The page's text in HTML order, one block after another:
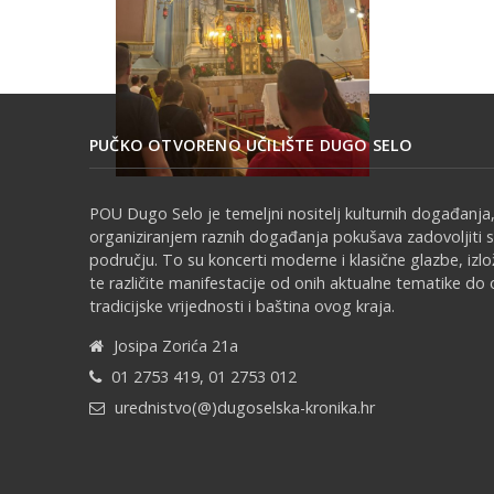
PUČKO OTVORENO UČILIŠTE DUGO SELO
POU Dugo Selo je temeljni nositelj kulturnih
organiziranjem raznih događanja pokušava zadovoljiti
području. To su koncerti moderne i klasične glazbe,
te različite manifestacije od onih aktualne tematike do
tradicijske vrijednosti i baština ovog kraja.
Josipa Zorića 21a
01 2753 419, 01 2753 012
urednistvo(@)dugoselska-kronika.hr